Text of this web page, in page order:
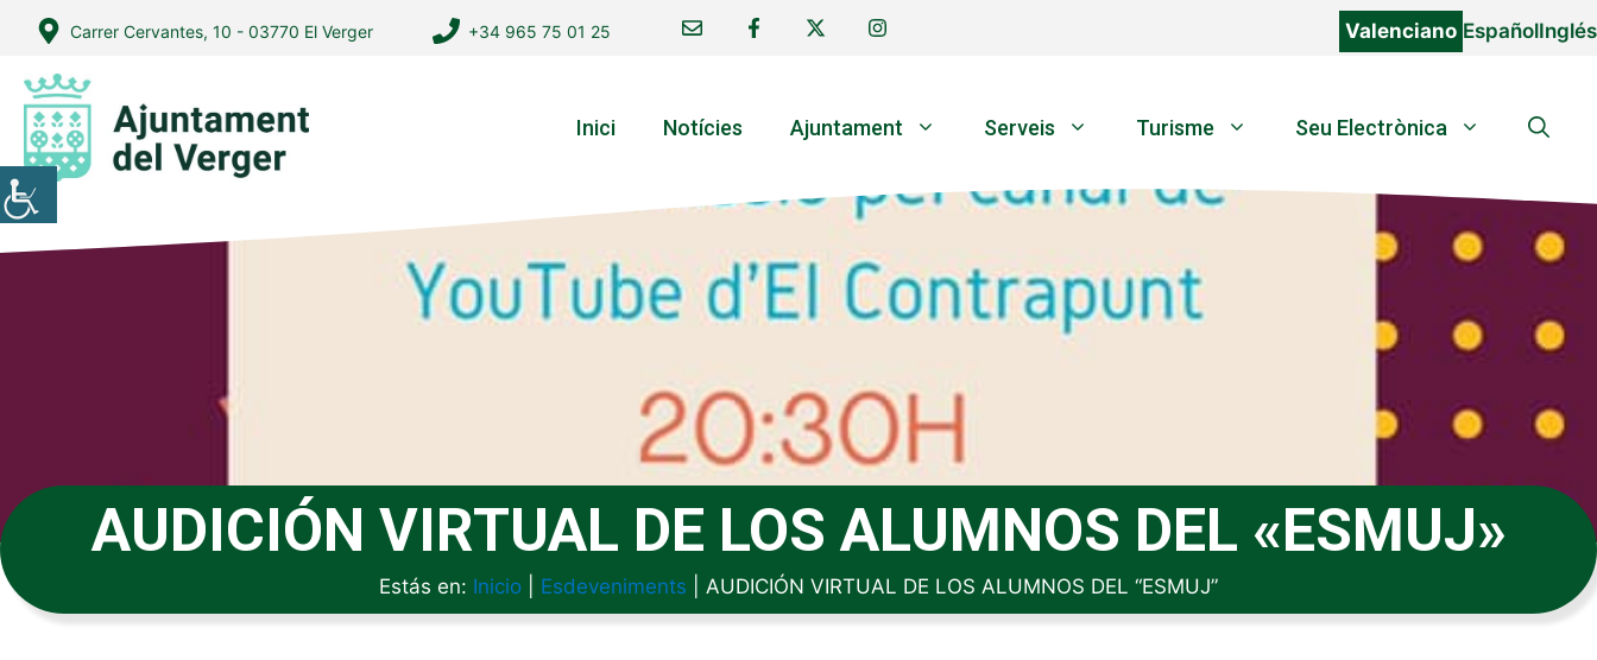
contingut
Carrer Cervantes, 10 - 03770 El Verger +34 965 75 01 25 Valenciano EspañolInglés
Inici Notícies Ajuntament Serveis Turisme Seu Electrònica
AUDICIÓN VIRTUAL DE LOS ALUMNOS DEL «ESMUJ»
Estás en: Inicio Esdeveniments AUDICIÓN VIRTUAL DE LOS ALUMNOS DEL “ESMUJ”